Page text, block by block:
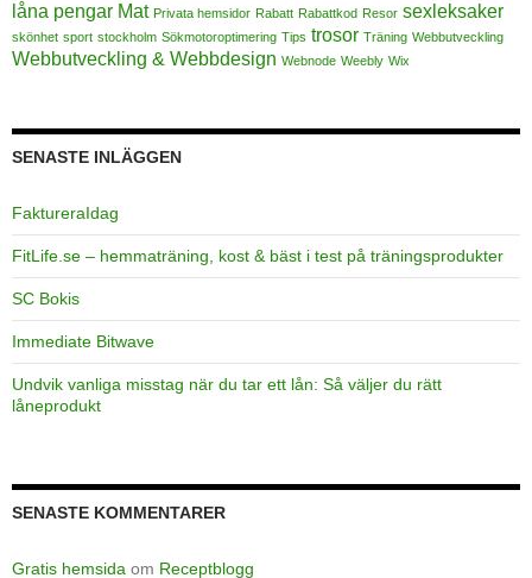
låna pengar Mat Privata hemsidor Rabatt Rabattkod Resor sexleksaker
skönhet sport stockholm Sökmotoroptimering Tips trosor Träning Webbutveckling
Webbutveckling & Webbdesign Webnode Weebly Wix
SENASTE INLÄGGEN
FaktureraIdag
FitLife.se – hemmaträning, kost & bäst i test på träningsprodukter
SC Bokis
Immediate Bitwave
Undvik vanliga misstag när du tar ett lån: Så väljer du rätt
låneprodukt
SENASTE KOMMENTARER
Gratis hemsida om Receptblogg